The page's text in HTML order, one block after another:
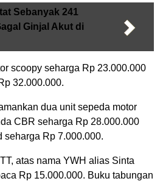
Sebanyak 241
Ginjal Akut di
scoopy seharga Rp 23.000.000
32.000.000.
dua unit sepeda motor
CBR seharga Rp 28.000.000
seharga Rp 7.000.000.
atas nama YWH alias Sinta
Rp 15.000.000. Buku tabungan